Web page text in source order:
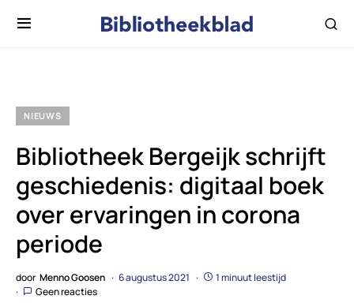
NIEUWS
Bibliotheek Bergeijk schrijft
geschiedenis: digitaal boek
over ervaringen in corona
periode
door Menno Goosen 6 augustus 2021
1 minuut leestijd
Geen reacties